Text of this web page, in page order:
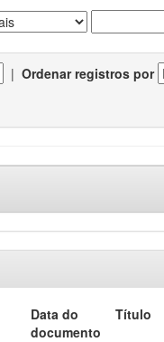
| Ordenar registros por
Data do
documento
Título